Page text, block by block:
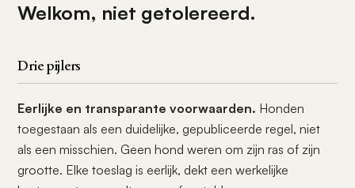
Welkom, niet getolereerd.
Drie pijlers
Eerlijke en transparante voorwaarden. Honden
toegestaan als een duidelijke, gepubliceerde regel, niet
als een misschien. Geen hond weren om zijn ras of zijn
grootte. Elke toeslag is eerlijk, dekt een werkelijke